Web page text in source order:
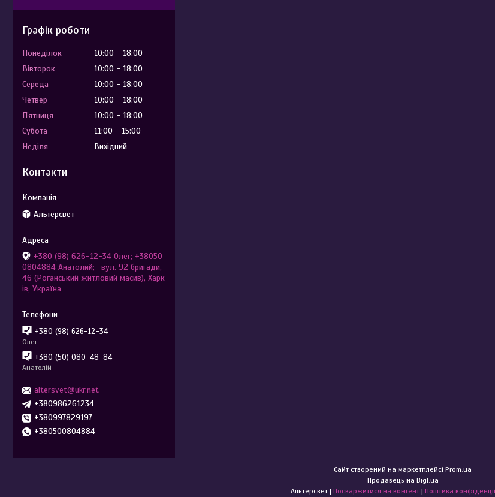
Графік роботи
Понеділок 10:00
18:00
Вівторок
10:00
18:00
Середа
10:00
18:00
Четвер
10:00
18:00
Пʼятниця
10:00
18:00
Субота
11:00
15:00
Неділя
Вихідний
Контакти
Альтерсвет
+380 (98) 626-12-34 Олег; +38050
0804884 Анатолий; -вул. 92 бригади,
46 (Роганський житловий масив), Харк
ів, Україна
+380 (98) 626-12-34
Олег
+380 (50) 080-48-84
Анатолій
altersvet@ukr.net
+380986261234
+380997829197
+380500804884
Сайт створений на маркетплейсі Prom.ua
Продавець на Bigl.ua
Альтерсвет | Поскаржитися на контент | Політика